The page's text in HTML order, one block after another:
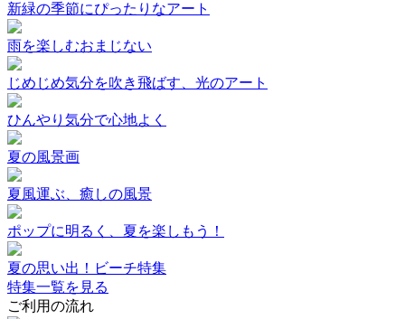
新緑の季節にぴったりなアート
雨を楽しむおまじない
じめじめ気分を吹き飛ばす、光のアート
ひんやり気分で心地よく
夏の風景画
夏風運ぶ、癒しの風景
ポップに明るく、夏を楽しもう！
夏の思い出！ビーチ特集
特集一覧を見る
ご利用の流れ